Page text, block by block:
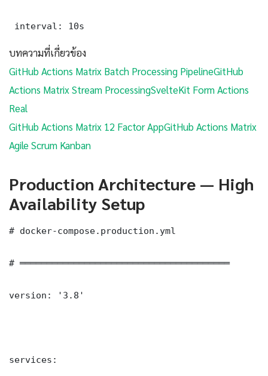
interval: 10s
บทความที่เกี่ยวข้อง
GitHub Actions Matrix Batch Processing PipelineGitHub
Actions Matrix Stream ProcessingSvelteKit Form Actions
Real
GitHub Actions Matrix 12 Factor AppGitHub Actions Matrix
Agile Scrum Kanban
Production Architecture — High
Availability Setup
# docker-compose.production.yml
# ═══════════════════════════════════════
version: '3.8'
services: